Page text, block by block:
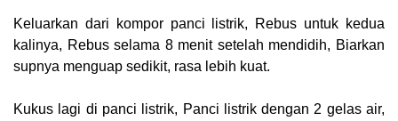
Keluarkan dari kompor panci listrik, Rebus untuk kedua
kalinya, Rebus selama 8 menit setelah mendidih, Biarkan
supnya menguap sedikit, rasa lebih kuat.
Kukus lagi di panci listrik, Panci listrik dengan 2 gelas air,